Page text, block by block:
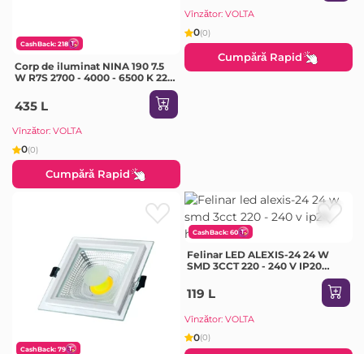
CashBack: 218
Corp de iluminat NINA 190 7.5
W R7S 2700 - 4000 - 6500 K 220
435 L
Vînzător: VOLTA
0(0)
Cumpără Rapid
Vînzător: VOLTA
0(0)
Cumpără Rapid
CashBack: 79
CashBack: 60
Felinar LED ALEXIS-24 24 W
SMD 3CCT 220 - 240 V IP20
119 L
Vînzător: VOLTA
0(0)